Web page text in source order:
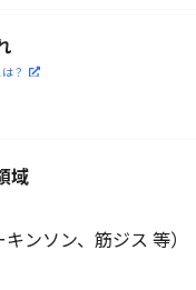
は？
域
ンソン、筋ジス 等）